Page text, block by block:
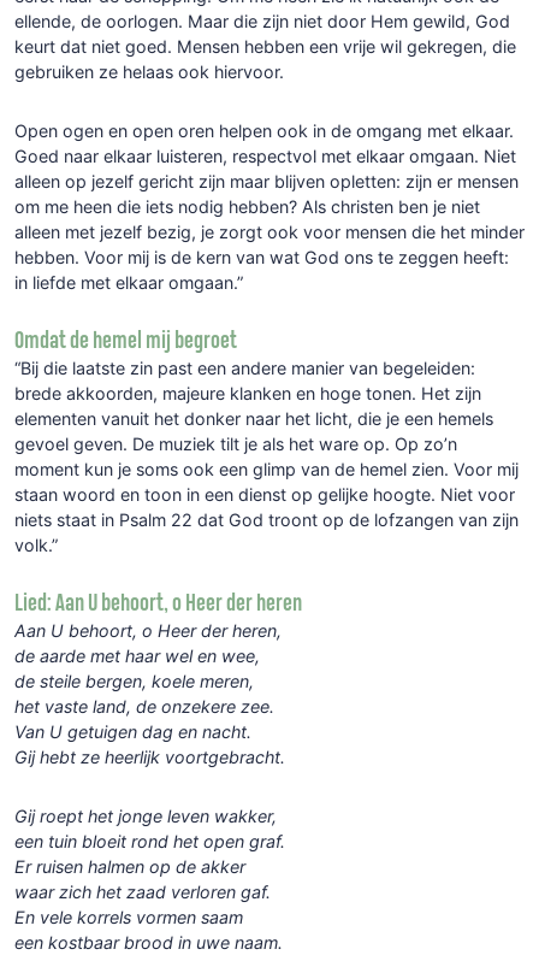
ellende, de oorlogen. Maar die zijn niet door Hem gewild, God
keurt dat niet goed. Mensen hebben een vrije wil gekregen, die
gebruiken ze helaas ook hiervoor.
Open ogen en open oren helpen ook in de omgang met elkaar.
Goed naar elkaar luisteren, respectvol met elkaar omgaan. Niet
alleen op jezelf gericht zijn maar blijven opletten: zijn er mensen
om me heen die iets nodig hebben? Als christen ben je niet
alleen met jezelf bezig, je zorgt ook voor mensen die het minder
hebben. Voor mij is de kern van wat God ons te zeggen heeft:
in liefde met elkaar omgaan.”
Omdat de hemel mij begroet
“Bij die laatste zin past een andere manier van begeleiden:
brede akkoorden, majeure klanken en hoge tonen. Het zijn
elementen vanuit het donker naar het licht, die je een hemels
gevoel geven. De muziek tilt je als het ware op. Op zo’n
moment kun je soms ook een glimp van de hemel zien. Voor mij
staan woord en toon in een dienst op gelijke hoogte. Niet voor
niets staat in Psalm 22 dat God troont op de lofzangen van zijn
volk.”
Lied: Aan U behoort, o Heer der heren
Aan U behoort, o Heer der heren,
de aarde met haar wel en wee,
de steile bergen, koele meren,
het vaste land, de onzekere zee.
Van U getuigen dag en nacht.
Gij hebt ze heerlijk voortgebracht.
Gij roept het jonge leven wakker,
een tuin bloeit rond het open graf.
Er ruisen halmen op de akker
waar zich het zaad verloren gaf.
En vele korrels vormen saam
een kostbaar brood in uwe naam.